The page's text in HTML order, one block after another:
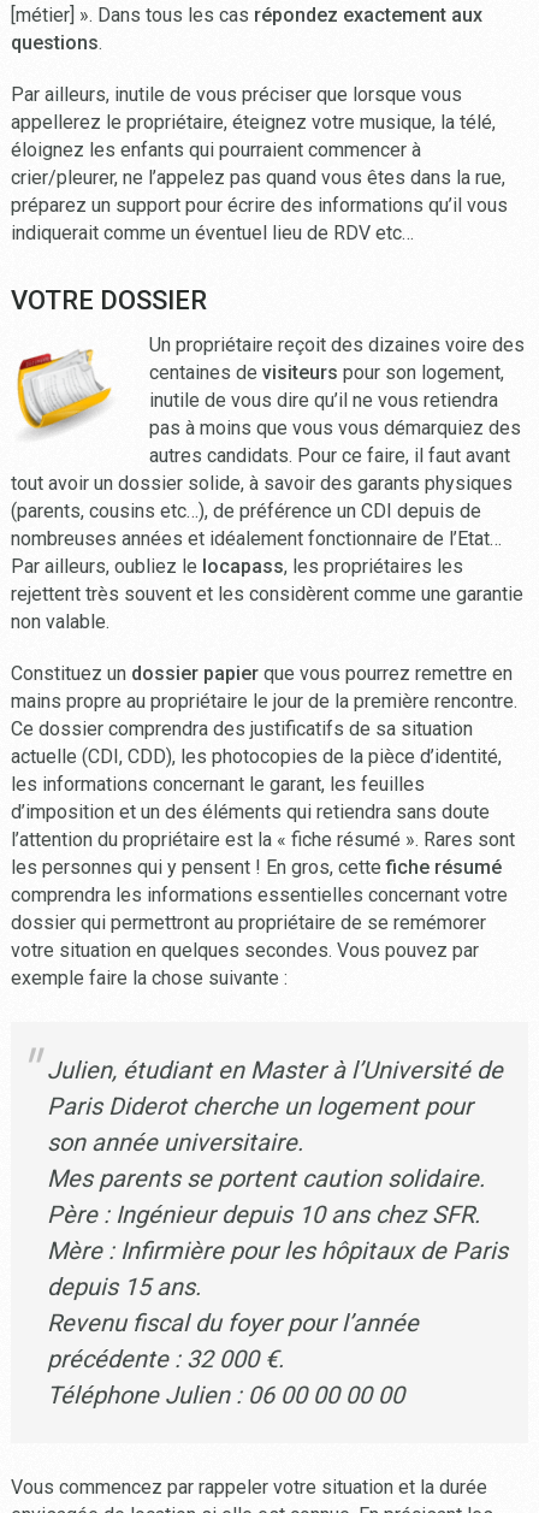
[métier] ». Dans tous les cas répondez exactement aux
questions.
Par ailleurs, inutile de vous préciser que lorsque vous
appellerez le propriétaire, éteignez votre musique, la télé,
éloignez les enfants qui pourraient commencer à
crier/pleurer, ne l’appelez pas quand vous êtes dans la rue,
préparez un support pour écrire des informations qu’il vous
indiquerait comme un éventuel lieu de RDV etc…
VOTRE DOSSIER
Un propriétaire reçoit des dizaines voire des
centaines devisiteurs pour son logement,
inutile de vous dire qu’il ne vous retiendra
pas à moins que vous vous démarquiez des
autres candidats. Pour ce faire, il faut avant
tout avoir un dossier solide, à savoir des garants physiques
(parents, cousins etc…), de préférence un CDI depuis de
nombreuses années et idéalement fonctionnaire de l’Etat…
Par ailleurs, oubliez le locapass, les propriétaires les
rejettent très souvent et les considèrent comme une garantie
non valable.
Constituez un dossier papierque vous pourrez remettre en
mains propre au propriétaire le jour de la première rencontre.
Ce dossier comprendra des justificatifs de sa situation
actuelle (CDI, CDD), les photocopies de la pièce d’identité,
les informations concernant le garant, les feuilles
d’imposition et un des éléments qui retiendra sans doute
l’attention du propriétaire est la « fiche résumé ». Rares sont
les personnes qui y pensent ! En gros, cettefiche résumé
comprendra les informations essentielles concernant votre
dossier qui permettront au propriétaire de se remémorer
votre situation en quelques secondes. Vous pouvez par
exemple faire la chose suivante :
Julien, étudiant en Master à l’Université de
Paris Diderot cherche un logement pour
son année universitaire.
Mes parents se portent caution solidaire.
Père : Ingénieur depuis 10 ans chez SFR.
Mère : Infirmière pour les hôpitaux de Paris
depuis 15 ans.
Revenu fiscal du foyer pour l’année
précédente : 32 000 €.
Téléphone Julien : 06 00 00 00 00
Vous commencez par rappeler votre situation et la durée